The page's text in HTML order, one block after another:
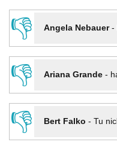
👎 Angela Nebauer-
👎
Ariana Grande-
👎
Bert Falko - Tu